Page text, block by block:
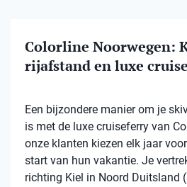
Colorline Noorwegen:
rijafstand en luxe
Een bijzondere manier om je
is met de luxe cruiseferry van
onze klanten kiezen elk jaar
start van hun vakantie. Je
richting Kiel in Noord Duitsland